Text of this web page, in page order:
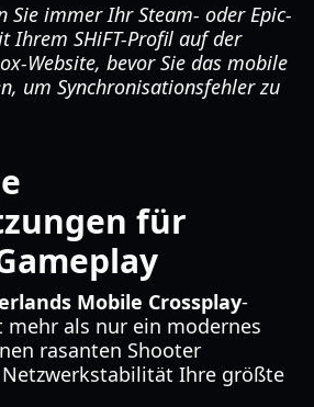
Sie immer Ihr Steam- oder Epic-
Ihrem SHiFT-Profil auf der
Website, bevor Sie das mobile
um Synchronisationsfehler zu
für
Mobile Crossplay-
mehr als nur ein modernes
rasanten Shooter
Ihre größte